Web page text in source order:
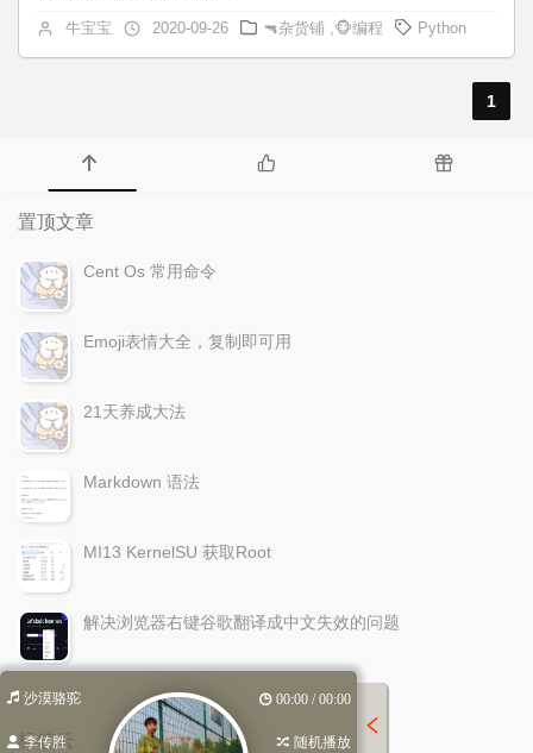
牛宝宝 2020-09-26 🔫杂货铺 ,🐵编程 Python
1
置顶文章
Cent Os 常用命令
Emoji表情大全，复制即可用
21天养成大法
Markdown 语法
MI13 KernelSU 获取Root
解决浏览器右键谷歌翻译成中文失效的问题
标签云
沙漠骆驼 00:00 / 00:00
李传胜 随机播放